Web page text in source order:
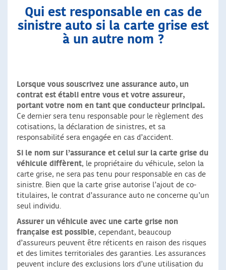
Qui est responsable en cas de
sinistre auto si la carte grise est
à un autre nom ?
Lorsque vous souscrivez une assurance auto, un
contrat est établi entre vous et votre assureur,
portant votre nom en tant que conducteur principal.
Ce dernier sera tenu responsable pour le règlement des
cotisations, la déclaration de sinistres, et sa
responsabilité sera engagée en cas d’accident.
Si le nom sur l’assurance et celui sur la carte grise du
véhicule diffèrent, le propriétaire du véhicule, selon la
carte grise, ne sera pas tenu pour responsable en cas de
sinistre. Bien que la carte grise autorise l’ajout de co-
titulaires, le contrat d’assurance auto ne concerne qu’un
seul individu.
Assurer un véhicule avec une carte grise non
française est possible, cependant, beaucoup
d’assureurs peuvent être réticents en raison des risques
et des limites territoriales des garanties. Les assurances
peuvent inclure des exclusions lors d’une utilisation du